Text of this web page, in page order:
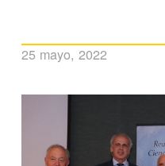
25 mayo, 2022